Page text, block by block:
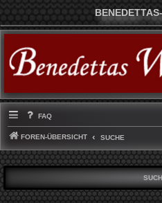
FAQ
FOREN-ÜBERSICHT SUCHE